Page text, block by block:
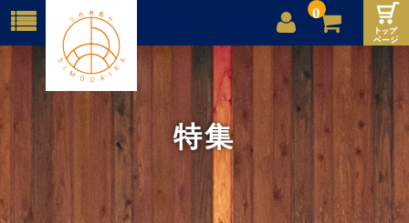
0
店舗案内
ご利用案内
送料
お問合せ
特集